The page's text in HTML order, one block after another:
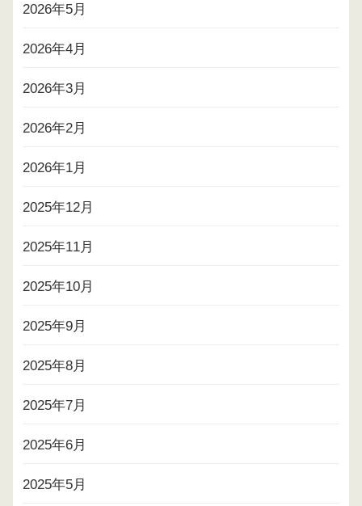
2026年5月
2026年4月
2026年3月
2026年2月
2026年1月
2025年12月
2025年11月
2025年10月
2025年9月
2025年8月
2025年7月
2025年6月
2025年5月